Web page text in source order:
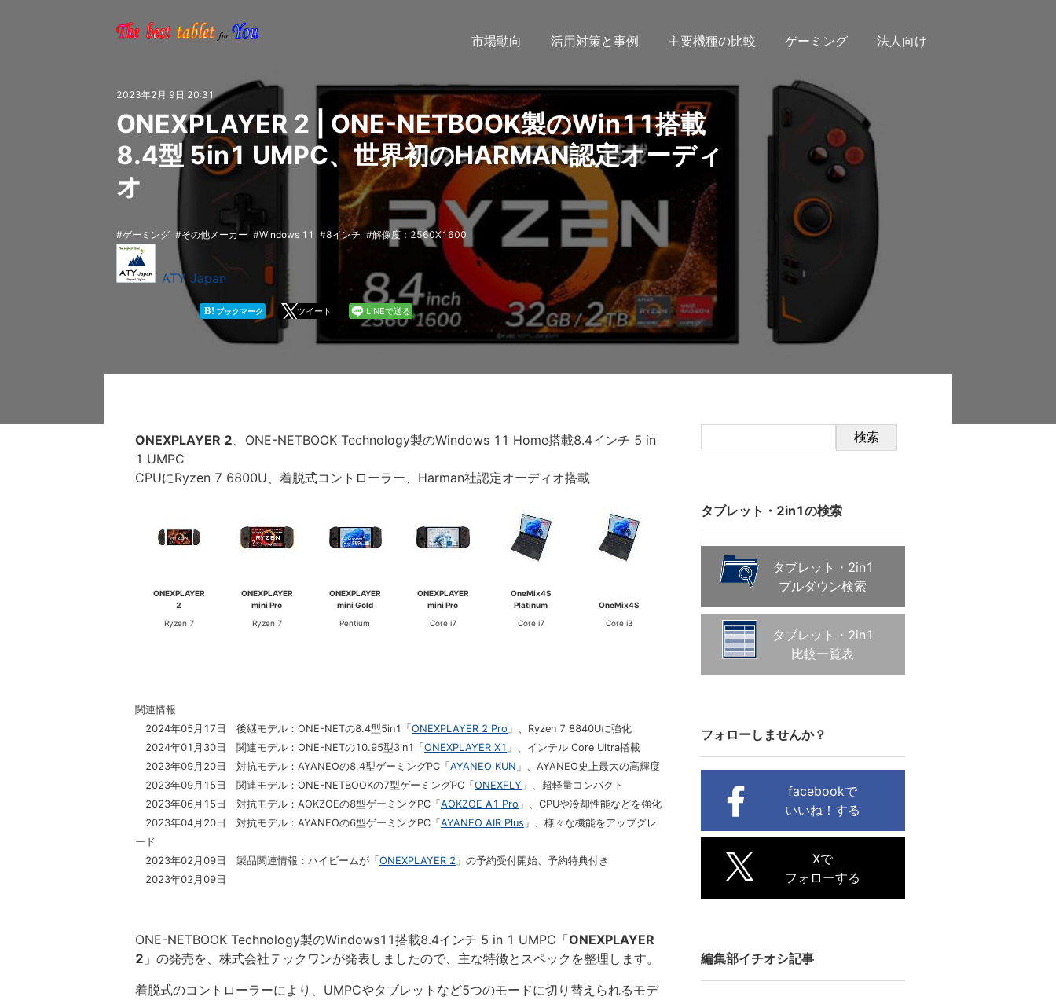
市場動向 活用対策と事例 主要機種の比較 ゲーミング 法人向け
2023年2月 9日 20:31
ONEXPLAYER 2 | ONE-NETBOOK製のWin11搭載
8.4型 5in1 UMPC、世界初のHARMAN認定オーディ
オ
ゲーミング その他メーカー Windows 11 8インチ 解像度：2560X1600
ATY Japan
B! ブックマーク ツイート LINEで送る
ONEXPLAYER 2、ONE-NETBOOK Technology製のWindows 11 Home搭載8.4インチ 5 in
1 UMPC
CPUにRyzen 7 6800U、着脱式コントローラー、Harman社認定オーディオ搭載
ONEXPLAYER
2
Ryzen 7
ONEXPLAYER
mini Pro
Ryzen 7
ONEXPLAYER
mini Gold
Pentium
ONEXPLAYER
mini Pro
Core i7
OneMix4S
Platinum
Core i7
OneMix4S
Core i3
関連情報
2024年05月17日 後継モデル：ONE-NETの8.4型5in1「 ONEXPLAYER 2 Pro 」、Ryzen 7 8840Uに強化
2024年01月30日 関連モデル：ONE-NETの10.95型3in1「 ONEXPLAYER X1 」、インテル Core Ultra搭載
2023年09月20日 対抗モデル：AYANEOの8.4型ゲーミングPC「 AYANEO KUN 」、AYANEO史上最大の高輝度
2023年09月15日 関連モデル：ONE-NETBOOKの7型ゲーミングPC「 ONEXFLY 」、超軽量コンパクト
2023年06月15日 対抗モデル：AOKZOEの8型ゲーミングPC「 AOKZOE A1 Pro 」、CPUや冷却性能などを強化
2023年04月20日 対抗モデル：AYANEOの6型ゲーミングPC「 AYANEO AIR Plus 」、様々な機能をアップグレ
ード
2023年02月09日 製品関連情報：ハイビームが「 ONEXPLAYER 2 」の予約受付開始、予約特典付き
2023年02月09日
ONE-NETBOOK Technology製のWindows11搭載8.4インチ 5 in 1 UMPC「ONEXPLAYER
2 」の発売を、株式会社テックワンが発表しましたので、主な特徴とスペックを整理します。
着脱式のコントローラーにより、UMPCやタブレットなど5つのモードに切り替えられるモデ
検索
タブレット・2in1の検索
タブレット・2in1
プルダウン検索
タブレット・2in1
比較一覧表
フォローしませんか？
facebookで
いいね！する
Xで
フォローする
編集部イチオシ記事